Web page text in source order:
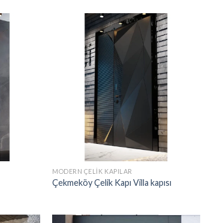
MODERN ÇELIK KAPILAR
Çekmeköy Çelik Kapı Villa kapısı